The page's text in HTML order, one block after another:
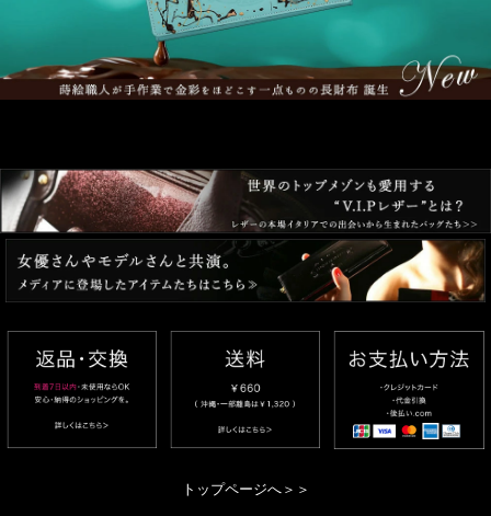
トップページへ＞＞